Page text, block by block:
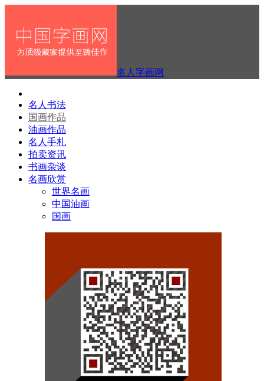
名人字画网
名人书法
国画作品
油画作品
名人手札
拍卖资讯
书画杂谈
名画欣赏
世界名画
中国油画
国画